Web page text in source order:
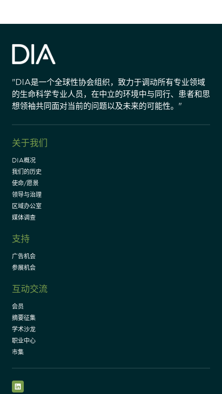
"DIA是一个全球性协会组织，致力于调动所有专业领域
的生命科学专业人员，在中立的环境中与同行、患者和思
想领袖共同面对当前的问题以及未来的可能性。"
关于我们
DIA概况
我们的历史
使命/愿景
领导与治理
区域办公室
媒体调查
支持
广告机会
参展机会
互动交流
会员
摘要征集
学术沙龙
职业中心
市集